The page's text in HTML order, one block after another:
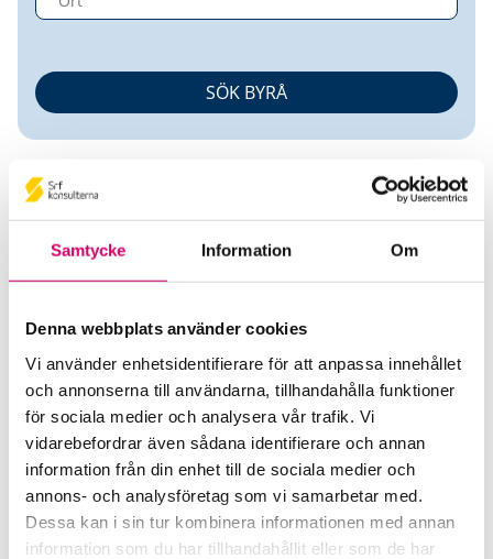
Samtycke Information Om
Denna webbplats använder cookies
Vi använder enhetsidentifierare för att anpassa innehållet
och annonserna till användarna, tillhandahålla funktioner
för sociala medier och analysera vår trafik. Vi
vidarebefordrar även sådana identifierare och annan
information från din enhet till de sociala medier och
annons- och analysföretag som vi samarbetar med.
Dessa kan i sin tur kombinera informationen med annan
information som du har tillhandahållit eller som de har
Auktoriserad Redovisningskonsult
ECIT Services AB
Kungsbacka
Telefon
021-470 36 06
Mobiltelefon